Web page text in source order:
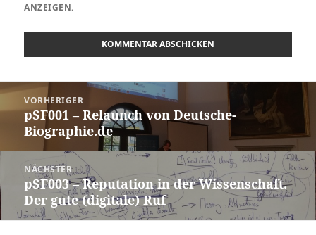
ANZEIGEN.
Beitragsnavigation
VORHERIGER
Vorheriger
Beitrag:
pSF001 – Relaunch von Deutsche-
Biographie.de
NÄCHSTER
Nächster
Beitrag:
pSF003 – Reputation in der Wissenschaft.
Der gute (digitale) Ruf